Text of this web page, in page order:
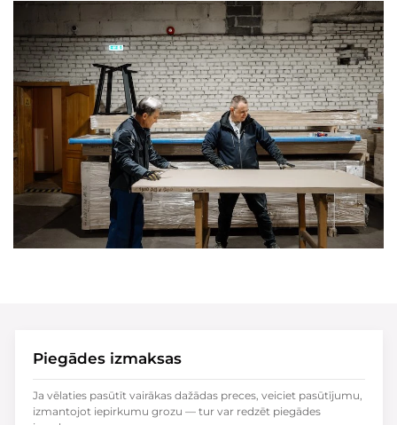
Piegādes izmaksas
Ja vēlaties pasūtīt vairākas dažādas preces, veiciet pasūtījumu,
izmantojot iepirkumu grozu — tur var redzēt piegādes